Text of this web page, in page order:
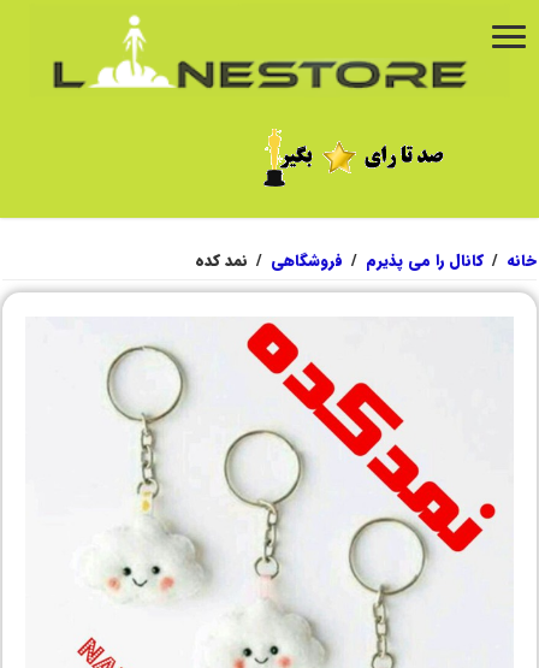
خانه / کانال را می پذیرم / فروشگاهی / نمد کده